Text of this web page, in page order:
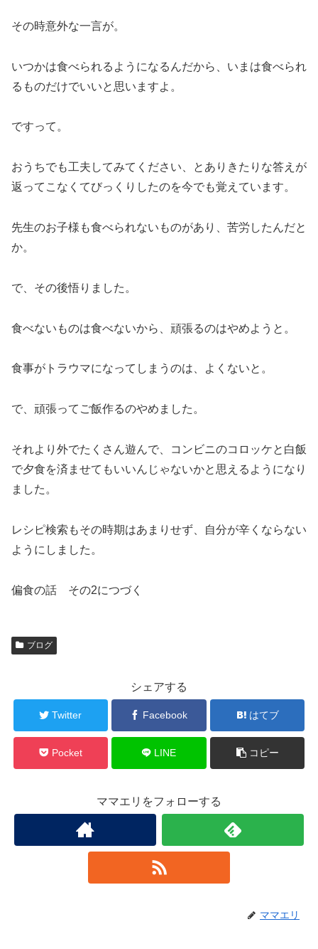
その時意外な一言が。
いつかは食べられるようになるんだから、いまは食べられ
るものだけでいいと思いますよ。
ですって。
おうちでも工夫してみてください、とありきたりな答えが
返ってこなくてびっくりしたのを今でも覚えています。
先生のお子様も食べられないものがあり、苦労したんだと
か。
で、その後悟りました。
食べないものは食べないから、頑張るのはやめようと。
食事がトラウマになってしまうのは、よくないと。
で、頑張ってご飯作るのやめました。
それより外でたくさん遊んで、コンビニのコロッケと白飯
で夕食を済ませてもいいんじゃないかと思えるようになり
ました。
レシピ検索もその時期はあまりせず、自分が辛くならない
ようにしました。
偏食の話 その2につづく
ブログ
シェアする
Twitter Facebook はてブ
Pocket LINE コピー
ママエリをフォローする
ママエリ